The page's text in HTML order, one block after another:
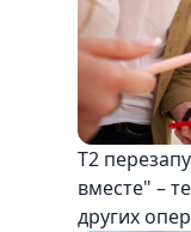
Т2
вместе" –
других